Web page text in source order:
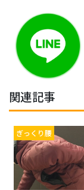
関連記事
ぎっくり腰